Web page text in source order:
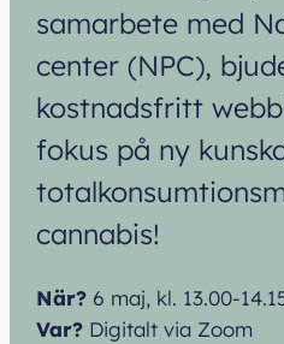
samarbete med
center (NPC),
kostnadsfritt
fokus på ny
cannabis!
När? 6 maj, kl. 13.00-
Var? Digitalt via Zoom